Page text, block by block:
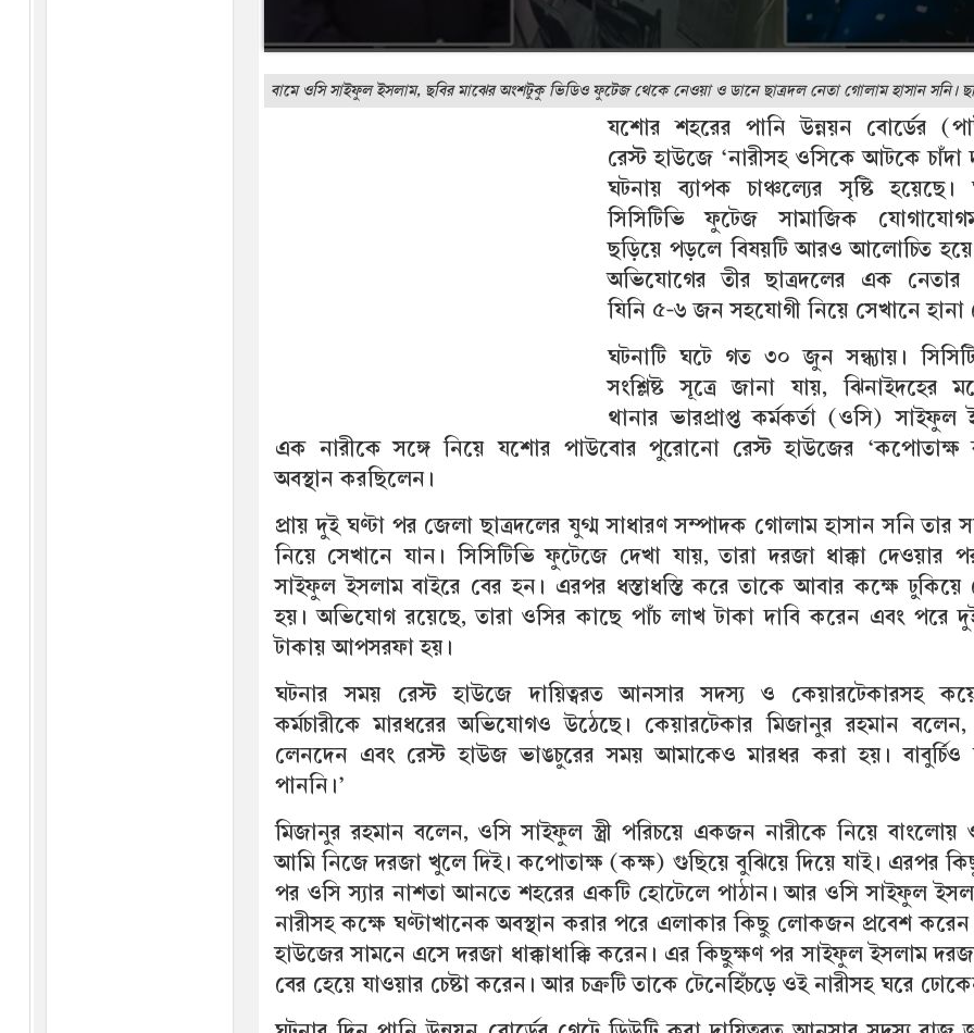
বামে ওসি সাইফুল ইসলাম, ছবির মাঝের অংশটুকু ভিডিও ফুটেজ থেকে নেওয়া ও ডানে ছাত্রদল নেতা গোলাম হাসান সনি।
যশোর শহরের পানি উন্নয়ন বোর্ডের
রেস্ট হাউজে ‘নারীসহ ওসিকে আটকে চাঁদা
ঘটনায় ব্যাপক চাঞ্চল্যের সৃষ্টি হয়েছে।
সিসিটিভি ফুটেজ সামাজিক
ছড়িয়ে পড়লে বিষয়টি আরও আলোচিত
অভিযোগের তীর ছাত্রদলের এক নেতার
যিনি ৫-৬ জন সহযোগী নিয়ে সেখানে হানা
ঘটনাটি ঘটে গত ৩০ জুন সন্ধ্যায়।
সংশ্লিষ্ট সূত্রে জানা যায়, ঝিনাইদহের
থানার ভারপ্রাপ্ত কর্মকর্তা (ওসি) সাইফুল
এক নারীকে সঙ্গে নিয়ে যশোর পাউবোর পুরোনো রেস্ট হাউজের ‘কপোতাক্ষ
অবস্থান করছিলেন।
প্রায় দুই ঘণ্টা পর জেলা ছাত্রদলের যুগ্ম সাধারণ সম্পাদক গোলাম হাসান সনি তার
নিয়ে সেখানে যান। সিসিটিভি ফুটেজে দেখা যায়, তারা দরজা ধাক্কা দেওয়ার
সাইফুল ইসলাম বাইরে বের হন। এরপর ধস্তাধস্তি করে তাকে আবার কক্ষে ঢুকিয়ে
হয়। অভিযোগ রয়েছে, তারা ওসির কাছে পাঁচ লাখ টাকা দাবি করেন এবং পরে
টাকায় আপসরফা হয়।
ঘটনার সময় রেস্ট হাউজে দায়িত্বরত আনসার সদস্য ও কেয়ারটেকারসহ
কর্মচারীকে মারধরের অভিযোগও উঠেছে। কেয়ারটেকার মিজানুর রহমান বলেন,
লেনদেন এবং রেস্ট হাউজ ভাঙচুরের সময় আমাকেও মারধর করা হয়। বাবুর্চিও
পাননি।’
মিজানুর রহমান বলেন, ‌ওসি সাইফুল স্ত্রী পরিচয়ে একজন নারীকে নিয়ে বাংলোয়
আমি নিজে দরজা খুলে দিই। কপোতাক্ষ (কক্ষ) গুছিয়ে বুঝিয়ে দিয়ে যাই। এরপর
পর ওসি স্যার নাশতা আনতে শহরের একটি হোটেলে পাঠান। আর ওসি সাইফুল
নারীসহ কক্ষে ঘণ্টাখানেক অবস্থান করার পরে এলাকার কিছু লোকজন প্রবেশ
হাউজের সামনে এসে দরজা ধাক্কাধাক্কি করেন। এর কিছুক্ষণ পর সাইফুল ইসলাম
বের হেয়ে যাওয়ার চেষ্টা করেন। আর চক্রটি তাকে টেনেহিঁচড়ে ওই নারীসহ ঘরে